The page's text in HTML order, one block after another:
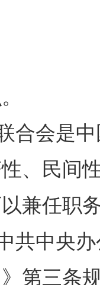
合会是
、民间
兼任职
共中央
第三条